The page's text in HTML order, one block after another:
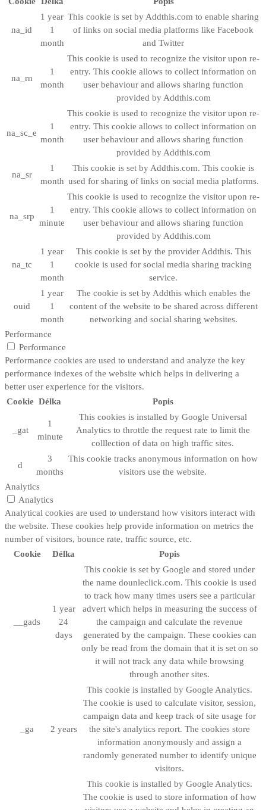
na_id
1 year
1
month
This cookie is set by Addthis.com to enable sharing
of links on social media platforms like Facebook
and Twitter
na_rn
1
month
This cookie is used to recognize the visitor upon re-
entry. This cookie allows to collect information on
user behaviour and allows sharing function
provided by Addthis.com
na_sc_e
1
month
This cookie is used to recognize the visitor upon re-
entry. This cookie allows to collect information on
user behaviour and allows sharing function
provided by Addthis.com
na_sr
1
month
This cookie is set by Addthis.com. This cookie is
used for sharing of links on social media platforms.
na_srp
1
minute
This cookie is used to recognize the visitor upon re-
entry. This cookie allows to collect information on
user behaviour and allows sharing function
provided by Addthis.com
na_tc
1 year
1
month
This cookie is set by the provider Addthis. This
cookie is used for social media sharing tracking
service.
ouid
1 year
1
month
The cookie is set by Addthis which enables the
content of the website to be shared across different
networking and social sharing websites.
Performance
Performance
Performance cookies are used to understand and analyze the key
performance indexes of the website which helps in delivering a
better user experience for the visitors.
Cookie Délka Popis
_gat
1
minute
This cookies is installed by Google Universal
Analytics to throttle the request rate to limit the
colllection of data on high traffic sites.
d
3
months
This cookie tracks anonymous information on how
visitors use the website.
Analytics
Analytics
Analytical cookies are used to understand how visitors interact with
the website. These cookies help provide information on metrics the
number of visitors, bounce rate, traffic source, etc.
Cookie
Délka Popis
__gads
1 year
24
days
This cookie is set by Google and stored under
the name dounleclick.com. This cookie is used
to track how many times users see a particular
advert which helps in measuring the success of
the campaign and calculate the revenue
generated by the campaign. These cookies can
only be read from the domain that it is set on so
it will not track any data while browsing
through another sites.
_ga 2 years
This cookie is installed by Google Analytics.
The cookie is used to calculate visitor, session,
campaign data and keep track of site usage for
the site's analytics report. The cookies store
information anonymously and assign a
randomly generated number to identify unique
visitors.
This cookie is installed by Google Analytics.
The cookie is used to store information of how